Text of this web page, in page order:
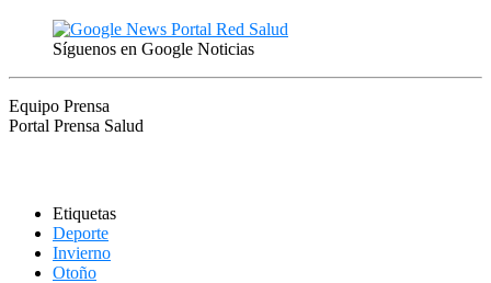
Síguenos en Google Noticias
Equipo Prensa
Portal Prensa Salud
Etiquetas
Deporte
Invierno
Otoño